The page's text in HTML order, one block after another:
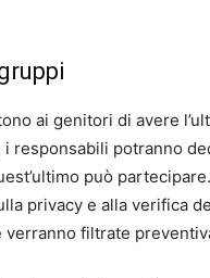
ai genitori di avere
responsabili potranno
può
privacy e alla verifica
filtrate